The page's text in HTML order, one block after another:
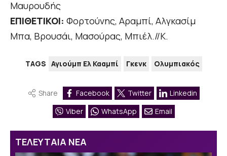
Μαυρουδής
ΕΠΙΘΕΤΙΚΟΙ: Φορτούνης, Αραμπί, Αλγκασίμ
Μπα, Βρουσάι, Μασούρας, Μπιέλ.//Κ.
TAGS Αγιούμπ Ελ Κααμπί Γκενκ Ολυμπιακός
Share Facebook Twitter
Linkedin
Viber
WhatsApp Email
ΤΕΛΕΥΤΑΙΑ ΝΕΑ